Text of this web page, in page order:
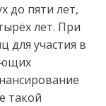
до пяти лет,
лет. При
для участия в
такой